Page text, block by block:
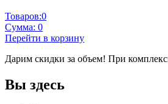
Товаров:0
Сумма: 0
Перейти в корзину
Дарим скидки за объем! При
Вы здесь